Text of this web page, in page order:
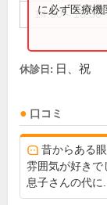
14:00～18:30
に必ず医療機
休診日: 日、祝
口コミ
昔からある
雰囲気が好きで
息子さんの代に...